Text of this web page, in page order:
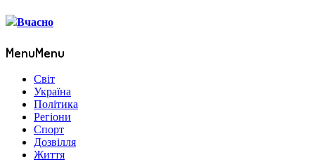
MenuMenu
Світ
Україна
Політика
Регіони
Спорт
Дозвілля
Життя